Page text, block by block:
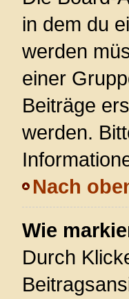
in dem du
werden
einer
Beiträge
werden.
Nach
Wie
Durch